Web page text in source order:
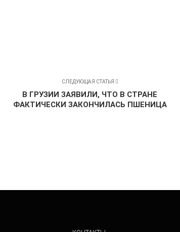
СЛЕДУЮЩАЯ СТАТЬЯ
В ГРУЗИИ ЗАЯВИЛИ, ЧТО В СТРАНЕ
ФАКТИЧЕСКИ ЗАКОНЧИЛАСЬ ПШЕНИЦА